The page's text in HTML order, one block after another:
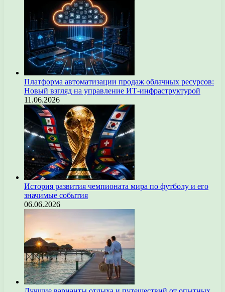
Платформа автоматизации продаж облачных ресурсов:
Новый взгляд на управление ИТ-инфраструктурой
11.06.2026
История развития чемпионата мира по футболу и его
значимые события
06.06.2026